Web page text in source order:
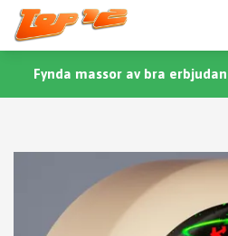
Fynda massor av bra